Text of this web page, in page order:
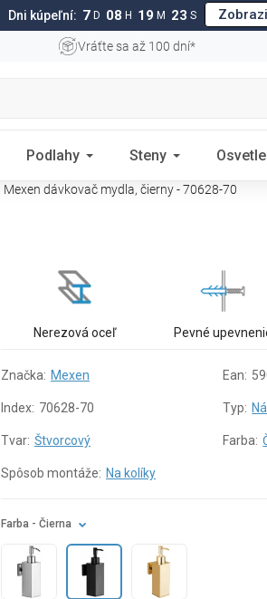
Dni kúpeľní: 7 D 08 H 19 M 22 S
Vráťte sa až 100 dní*
Podlahy Steny
Mexen dávkovač mydla, čierny - 70628-70
Nerezová oceľ Pevné
Značka: Mexen Ean:
Index: 70628-70 Typ:
Tvar: Štvorcový Farba:
Spôsob montáže: Na kolíky
Farba - Čierna